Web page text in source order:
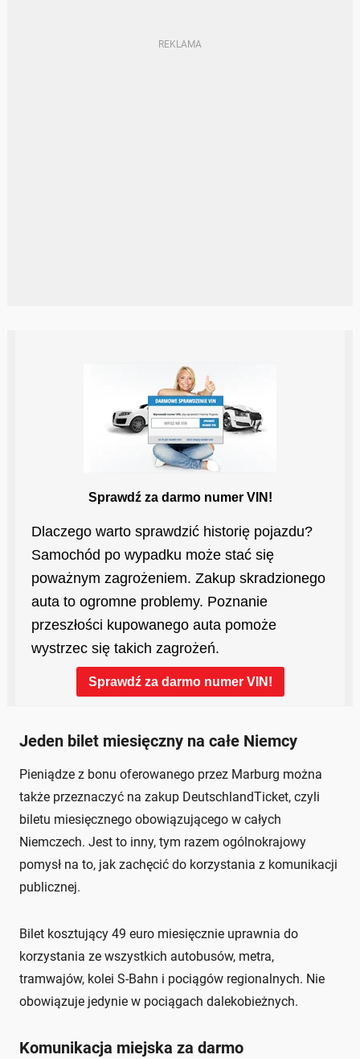
Jeden bilet miesięczny na całe Niemcy
Pieniądze z bonu oferowanego przez Marburg można
także przeznaczyć na zakup DeutschlandTicket, czyli
biletu miesięcznego obowiązującego w całych
Niemczech. Jest to inny, tym razem ogólnokrajowy
pomysł na to, jak zachęcić do korzystania z komunikacji
publicznej.
Bilet kosztujący 49 euro miesięcznie uprawnia do
korzystania ze wszystkich autobusów, metra,
tramwajów, kolei S-Bahn i pociągów regionalnych. Nie
obowiązuje jedynie w pociągach dalekobieżnych.
Komunikacja miejska za darmo